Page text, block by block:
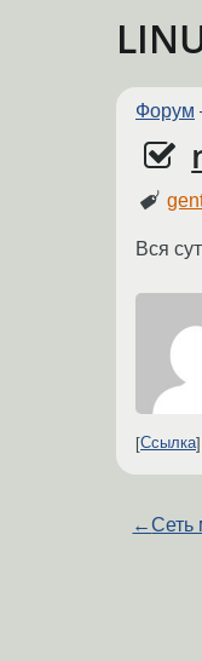
Форум
Вся
Ссылка
←Сеть